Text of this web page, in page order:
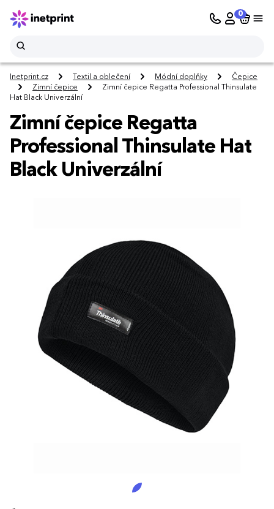
0
Inetprint.cz Textil a oblečení Módní doplňky
Čepice
Zimní čepice
Zimní čepice Regatta Professional Thinsulate
Hat Black Univerzální
Zimní čepice Regatta
Professional Thinsulate Hat
Black Univerzální